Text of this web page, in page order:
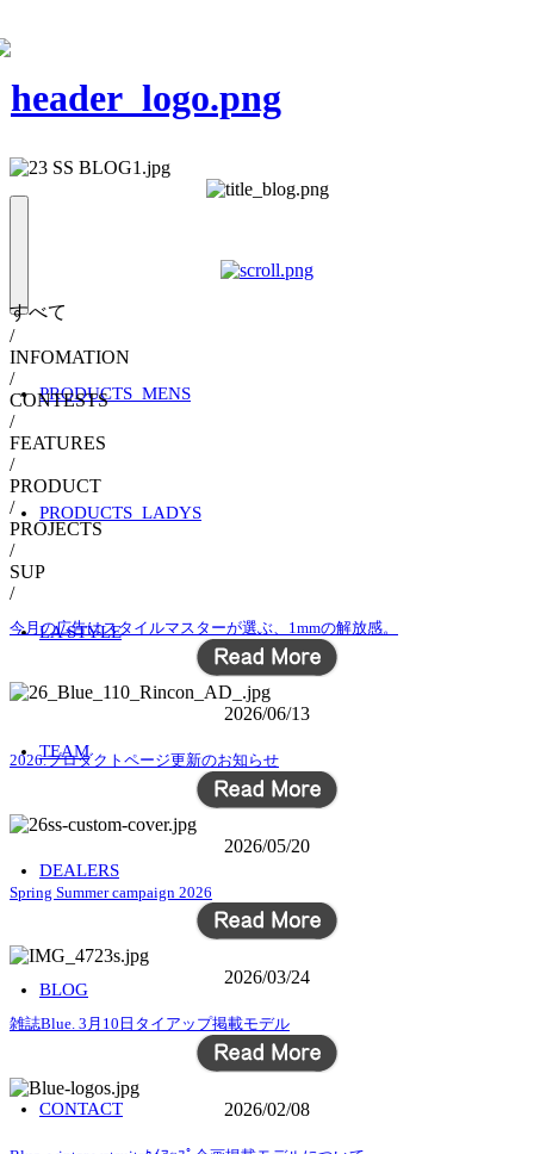
PRODUCTS_MENS
PRODUCTS_LADYS
LA STYLE
TEAM
DEALERS
BLOG
CONTACT
すべて
/
INFOMATION
/
CONTESTS
/
FEATURES
/
PRODUCT
/
PROJECTS
/
SUP
/
今月の広告はスタイルマスターが選ぶ、1mmの解放感。
2026/06/13
2026.プロダクトページ更新のお知らせ
2026/05/20
Spring Summer campaign 2026
2026/03/24
雑誌Blue. 3月10日タイアップ掲載モデル
2026/02/08